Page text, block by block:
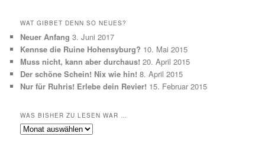
WAT GIBBET DENN SO NEUES?
Neuer Anfang 3. Juni 2017
Kennse die Ruine Hohensyburg? 10. Mai 2015
Muss nicht, kann aber durchaus! 20. April 2015
Der schöne Schein! Nix wie hin! 8. April 2015
Nur für Ruhris! Erlebe dein Revier! 15. Februar 2015
WAS BISHER ZU LESEN WAR …
Was